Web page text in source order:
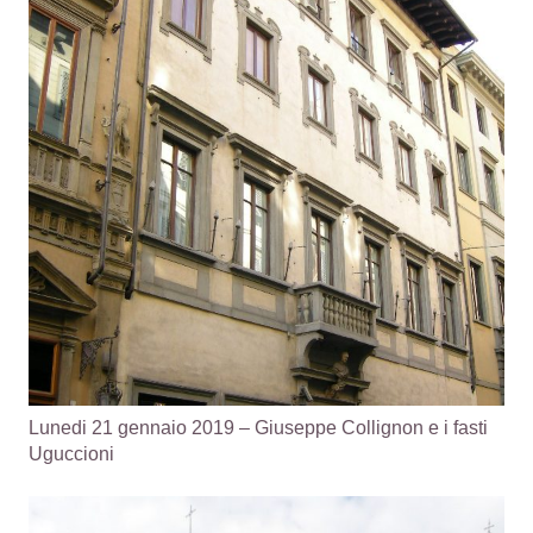
Lunedi 21 gennaio 2019 – Giuseppe Collignon e i fasti
Uguccioni